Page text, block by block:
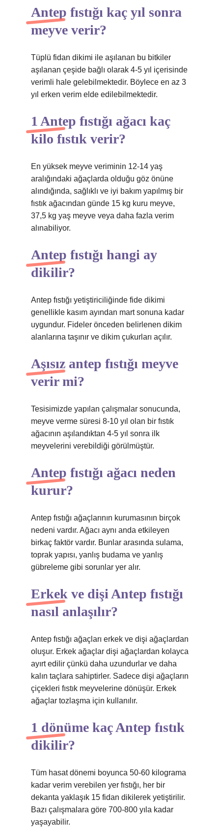
Antep fıstığı kaç yıl sonra
meyve verir?
Tüplü fidan dikimi ile aşılanan bu bitkiler
aşılanan çeşide bağlı olarak 4-5 yıl içerisinde
verimli hale gelebilmektedir. Böylece en az 3
yıl erken verim elde edilebilmektedir.
1 Antep fıstığı ağacı kaç
kilo fıstık verir?
En yüksek meyve veriminin 12-14 yaş
aralığındaki ağaçlarda olduğu göz önüne
alındığında, sağlıklı ve iyi bakım yapılmış bir
fıstık ağacından günde 15 kg kuru meyve,
37,5 kg yaş meyve veya daha fazla verim
alınabiliyor.
Antep fıstığı hangi ay
dikilir?
Antep fıstığı yetiştiriciliğinde fide dikimi
genellikle kasım ayından mart sonuna kadar
uygundur. Fideler önceden belirlenen dikim
alanlarına taşınır ve dikim çukurları açılır.
Aşısız antep fıstığı meyve
verir mi?
Tesisimizde yapılan çalışmalar sonucunda,
meyve verme süresi 8-10 yıl olan bir fıstık
ağacının aşılandıktan 4-5 yıl sonra ilk
meyvelerini verebildiği görülmüştür.
Antep fıstığı ağacı neden
kurur?
Antep fıstığı ağaçlarının kurumasının birçok
nedeni vardır. Ağacı aynı anda etkileyen
birkaç faktör vardır. Bunlar arasında sulama,
toprak yapısı, yanlış budama ve yanlış
gübreleme gibi sorunlar yer alır.
Erkek ve dişi Antep fıstığı
nasıl anlaşılır?
Antep fıstığı ağaçları erkek ve dişi ağaçlardan
oluşur. Erkek ağaçlar dişi ağaçlardan kolayca
ayırt edilir çünkü daha uzundurlar ve daha
kalın taçlara sahiptirler. Sadece dişi ağaçların
çiçekleri fıstık meyvelerine dönüşür. Erkek
ağaçlar tozlaşma için kullanılır.
1 dönüme kaç Antep fıstık
dikilir?
Tüm hasat dönemi boyunca 50-60 kilograma
kadar verim verebilen yer fıstığı, her bir
dekanta yaklaşık 15 fidan dikilerek yetiştirilir.
Bazı çalışmalara göre 700-800 yıla kadar
yaşayabilir.